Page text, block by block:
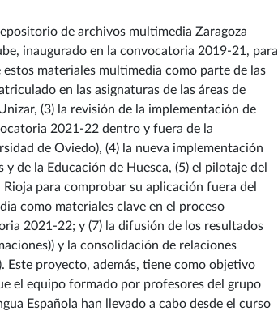
de archivos multimedia Zaragoza
inaugurado en la convocatoria 2019-21, para
materiales multimedia como parte de las
en las asignaturas de las áreas de
(3) la revisión de la implementación de
2021-22 dentro y fuera de la
de Oviedo), (4) la nueva implementación
de la Educación de Huesca, (5) el pilotaje del
para comprobar su aplicación fuera del
como materiales clave en el proceso
2021-22; y (7) la difusión de los resultados
y la consolidación de relaciones
Este proyecto, además, tiene como objetivo
el equipo formado por profesores del grupo
Española han llevado a cabo desde el curso